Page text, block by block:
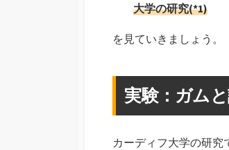
大学の研究(*1)
を見ていきましょう。
実験：ガム
カーディフ大学の研究